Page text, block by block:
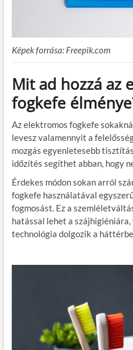
Képek forrása: Freepik.com
Mit ad hozzá az
fogkefe
Az elektromos fogkefe
levesz valamennyit a
mozgás egyenletesebb
időzítés segíthet abban, hogy
Érdekes módon sokan arról
fogkefe használatával
fogmosást. Ez a
hatással lehet a
technológia dolgozik a